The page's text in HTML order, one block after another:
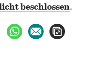
beschlossen.
teilen
auf X teilenper WhatsApp teilen
per E-Mail teilen